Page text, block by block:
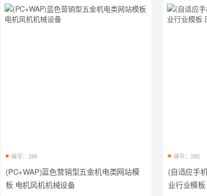
编号：286
(PC+WAP)蓝色营销型五金机电类网站模
板 电机风机机械设备
编号：282
(自适应手
业行业模